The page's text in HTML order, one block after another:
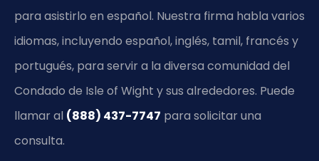
para asistirlo en español. Nuestra firma habla varios
idiomas, incluyendo español, inglés, tamil, francés y
portugués, para servir a la diversa comunidad del
Condado de Isle of Wight y sus alrededores. Puede
llamar al (888) 437-7747 para solicitar una
consulta.